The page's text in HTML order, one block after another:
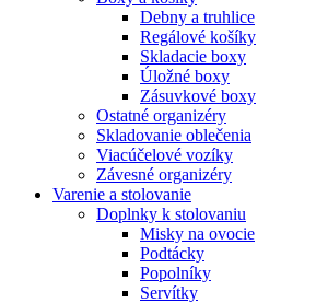
Debny a truhlice
Regálové košíky
Skladacie boxy
Úložné boxy
Zásuvkové boxy
Ostatné organizéry
Skladovanie oblečenia
Viacúčelové vozíky
Závesné organizéry
Varenie a stolovanie
Doplnky k stolovaniu
Misky na ovocie
Podtácky
Popolníky
Servítky